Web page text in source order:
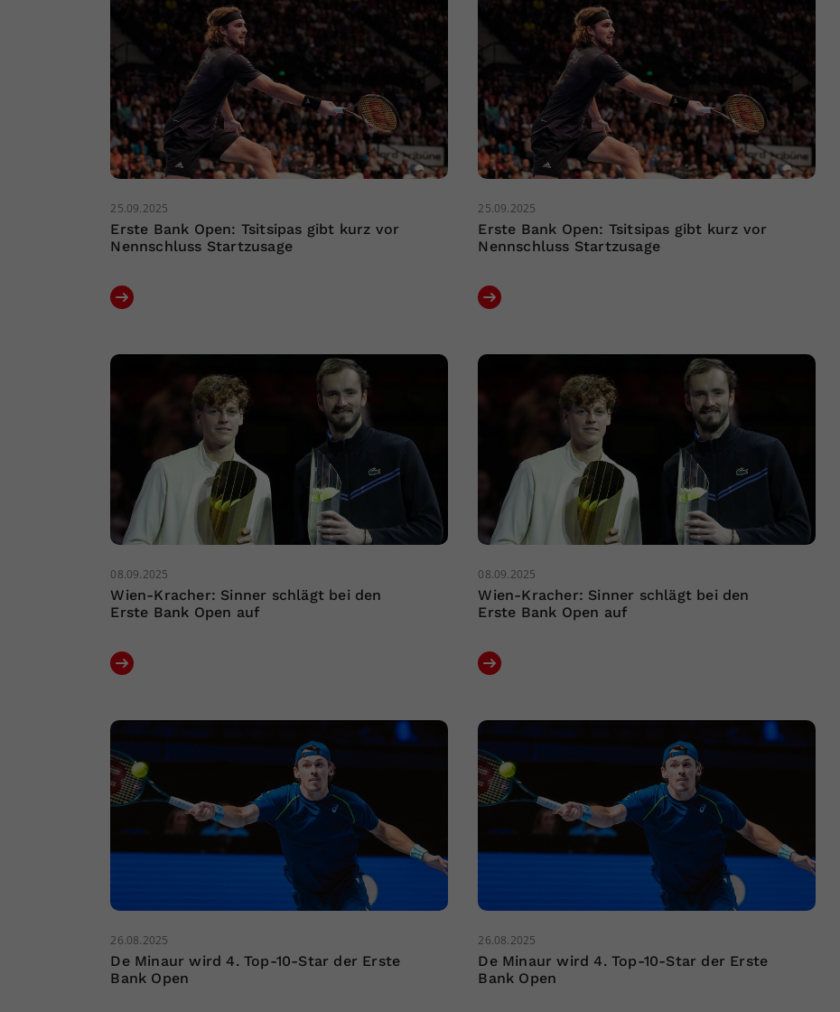
25.09.2025
Erste Bank Open: Tsitsipas gibt kurz vor
Nennschluss Startzusage
25.09.2025
Erste Bank Open: Tsitsipas gibt kurz vor
Nennschluss Startzusage
08.09.2025
Wien-Kracher: Sinner schlägt bei den
Erste Bank Open auf
08.09.2025
Wien-Kracher: Sinner schlägt bei den
Erste Bank Open auf
26.08.2025
De Minaur wird 4. Top-10-Star der Erste
Bank Open
26.08.2025
De Minaur wird 4. Top-10-Star der Erste
Bank Open